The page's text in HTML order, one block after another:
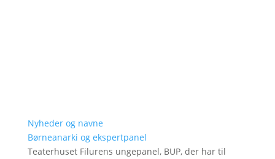
Nyheder og navne
Børneanarki og ekspertpanel
Teaterhuset Filurens ungepanel, BUP, der har til